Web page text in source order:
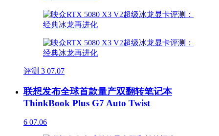
评测 3 07.07
联想发布全球首款量产双翻转笔记本
ThinkBook Plus G7 Auto Twist
6 07.06